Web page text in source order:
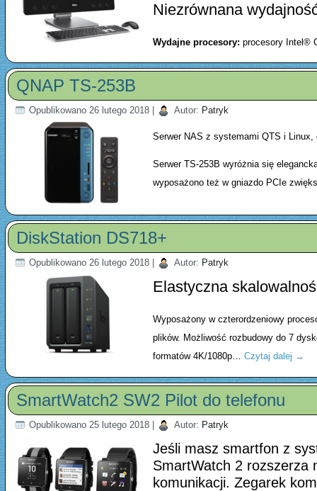
Niezrównana
Wydajne procesory: procesory Intel®
QNAP TS-253B
Opublikowano 26 lutego 2018 Autor: Patryk
Serwer NAS z systemami QTS i
Serwer TS-253B wyróżnia się
wyposażono też w gniazdo PCIe
DiskStation DS718+
Opublikowano 26 lutego 2018 Autor: Patryk
Elastyczna
Wyposażony w czterordzeniowy
plików. Możliwość rozbudowy do 7
formatów 4K/1080p… Czytaj dalej →
SmartWatch2 SW2 Pilot do telefonu
Opublikowano 25 lutego 2018 Autor: Patryk
Jeśli masz smartfon z
SmartWatch 2 rozszerza
komunikacji. Zegarek